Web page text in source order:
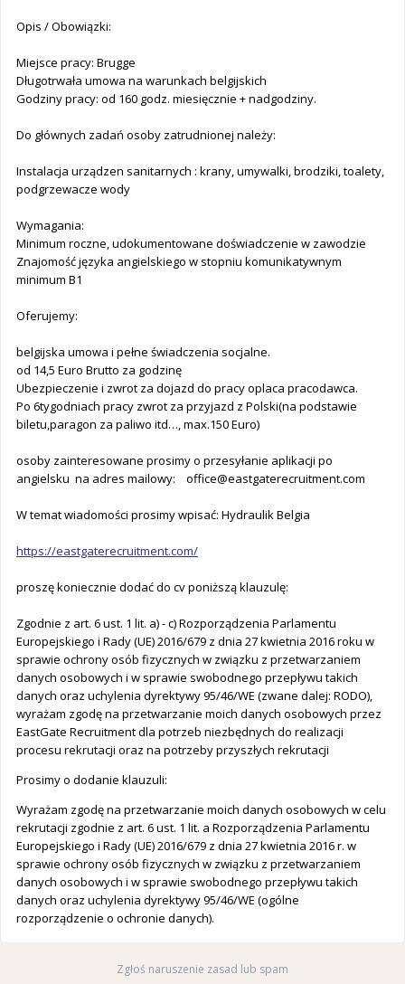
Opis / Obowiązki:
Miejsce pracy: Brugge
Długotrwała umowa na warunkach belgijskich
Godziny pracy: od 160 godz. miesięcznie + nadgodziny.
Do głównych zadań osoby zatrudnionej należy:
Instalacja urządzen sanitarnych : krany, umywalki, brodziki, toalety,
podgrzewacze wody
Wymagania:
Minimum roczne, udokumentowane doświadczenie w zawodzie
Znajomość języka angielskiego w stopniu komunikatywnym
minimum B1
Oferujemy:
belgijska umowa i pełne świadczenia socjalne.
od 14,5 Euro Brutto za godzinę
Ubezpieczenie i zwrot za dojazd do pracy oplaca pracodawca.
Po 6tygodniach pracy zwrot za przyjazd z Polski(na podstawie
biletu,paragon za paliwo itd…, max.150 Euro)
osoby zainteresowane prosimy o przesyłanie aplikacji po
angielsku na adres mailowy: office@eastgaterecruitment.com
W temat wiadomości prosimy wpisać: Hydraulik Belgia
https://eastgaterecruitment.com/
proszę koniecznie dodać do cv poniższą klauzulę:
Zgodnie z art. 6 ust. 1 lit. a) - c) Rozporządzenia Parlamentu
Europejskiego i Rady (UE) 2016/679 z dnia 27 kwietnia 2016 roku w
sprawie ochrony osób fizycznych w związku z przetwarzaniem
danych osobowych i w sprawie swobodnego przepływu takich
danych oraz uchylenia dyrektywy 95/46/WE (zwane dalej: RODO),
wyrażam zgodę na przetwarzanie moich danych osobowych przez
EastGate Recruitment dla potrzeb niezbędnych do realizacji
procesu rekrutacji oraz na potrzeby przyszłych rekrutacji
Prosimy o dodanie klauzuli:
Wyrażam zgodę na przetwarzanie moich danych osobowych w celu
rekrutacji zgodnie z art. 6 ust. 1 lit. a Rozporządzenia Parlamentu
Europejskiego i Rady (UE) 2016/679 z dnia 27 kwietnia 2016 r. w
sprawie ochrony osób fizycznych w związku z przetwarzaniem
danych osobowych i w sprawie swobodnego przepływu takich
danych oraz uchylenia dyrektywy 95/46/WE (ogólne
rozporządzenie o ochronie danych).
Zgłoś naruszenie zasad lub spam